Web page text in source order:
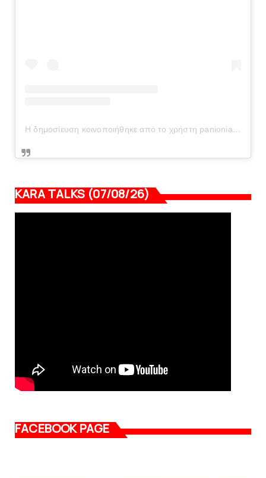
Η δημοσίευση κοινοποιήθηκε από το χρήστη panionianea.gr (@panionianea.gr)
KARA TALKS (07/08/26)
FACEBOOK PAGE